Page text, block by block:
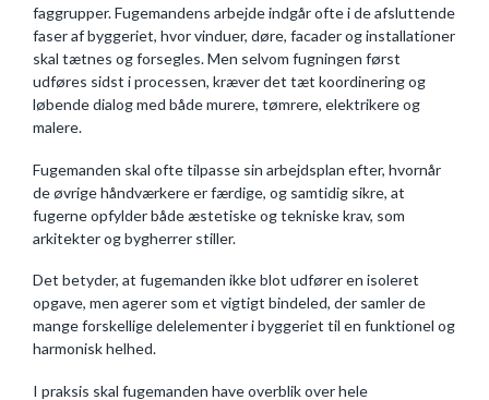
faggrupper. Fugemandens arbejde indgår ofte i de afsluttende
faser af byggeriet, hvor vinduer, døre, facader og installationer
skal tætnes og forsegles. Men selvom fugningen først
udføres sidst i processen, kræver det tæt koordinering og
løbende dialog med både murere, tømrere, elektrikere og
malere.
Fugemanden skal ofte tilpasse sin arbejdsplan efter, hvornår
de øvrige håndværkere er færdige, og samtidig sikre, at
fugerne opfylder både æstetiske og tekniske krav, som
arkitekter og bygherrer stiller.
Det betyder, at fugemanden ikke blot udfører en isoleret
opgave, men agerer som et vigtigt bindeled, der samler de
mange forskellige delelementer i byggeriet til en funktionel og
harmonisk helhed.
I praksis skal fugemanden have overblik over hele